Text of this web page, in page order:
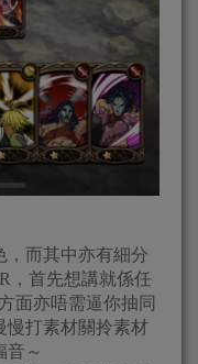
，而其中亦有細分
，首先想講就係任
面亦唔需逼你抽同
慢打素材關拎素材
音～